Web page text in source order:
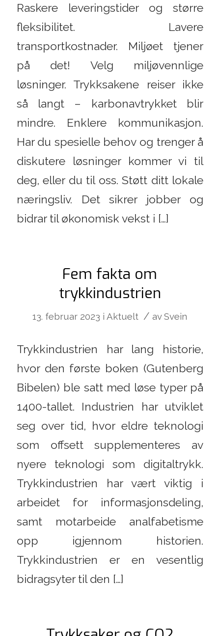
Raskere leveringstider og større
fleksibilitet. Lavere
transportkostnader. Miljøet tjener
på det! Velg miljøvennlige
løsninger. Trykksakene reiser ikke
så langt – karbonavtrykket blir
mindre. Enklere kommunikasjon.
Har du spesielle behov og trenger å
diskutere løsninger kommer vi til
deg, eller du til oss. Støtt ditt lokale
næringsliv. Det sikrer jobber og
bidrar til økonomisk vekst i […]
Fem fakta om
trykkindustrien
13. februar 2023 i Aktuelt / avSvein
Trykkindustrien har lang historie,
hvor den første boken (Gutenberg
Bibelen) ble satt med løse typer på
1400-tallet. Industrien har utviklet
seg over tid, hvor eldre teknologi
som offsett supplementeres av
nyere teknologi som digitaltrykk.
Trykkindustrien har vært viktig i
arbeidet for informasjonsdeling,
samt motarbeide analfabetisme
opp igjennom historien.
Trykkindustrien er en vesentlig
bidragsyter til den […]